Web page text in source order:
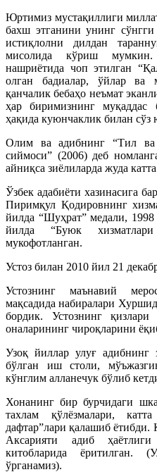
Юртимиз мустақиллиги
бахш этганини унинг сўнгги
истиқлолни дилдан
мисолида кўриш
нашриётида чоп этилган
олган бадиалар, ўйлар ва
қанчалик бебаҳо неъмат
ҳар биримизнинг муқаддас
ҳақида куюнчаклик билан сўз
Олим ва адибнинг “Тил
сиймоси” (2006) деб
айниқса зиёлиларда жуда
Ўзбек адабиёти хазинасига
Пиримқул Қодировнинг
йилда “Шуҳрат” медали,
йилда “Буюк
мукофотланган.
Устоз билан 2010 йил 21
Устознинг маънавий
мақсадида набиралари
бордик. Устознинг
оналарининг чироқларини
Узоқ йиллар улуғ адибнинг
бўлган иш столи,
кўнглим алланечук бўлиб
Хонанинг бир бурчидаги
тахлам қўлёзмалари,
дафтар”лари қалашиб ётибди.
Аксарияти адиб ҳаётлиги
китобларида ёритилган.
ўрганамиз).